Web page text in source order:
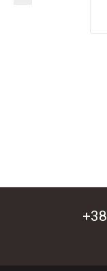
+38